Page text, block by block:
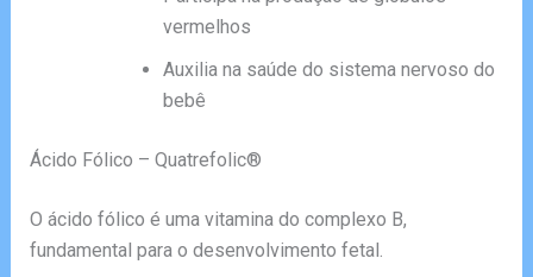
vermelhos
Auxilia na saúde do sistema nervoso do
bebê
Ácido Fólico – Quatrefolic®
O ácido fólico é uma vitamina do complexo B,
fundamental para o desenvolvimento fetal.